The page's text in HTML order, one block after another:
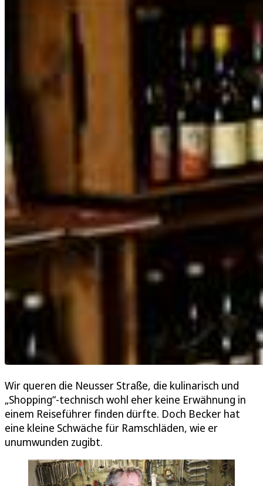
Wir queren die Neusser Straße, die kulinarisch und
„Shopping“-technisch wohl eher keine Erwähnung in
einem Reiseführer finden dürfte. Doch Becker hat
eine kleine Schwäche für Ramschläden, wie er
unumwunden zugibt.